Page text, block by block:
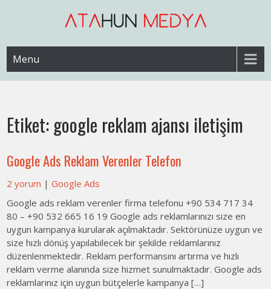
Web Sitesi Açma, İnternet Sitesi
Fiyatları
Menu
Etiket: google reklam ajansı iletişim
Google Ads Reklam Verenler Telefon
2 yorum |Google Ads
Google ads reklam verenler firma telefonu +90 534 717 34
80 – +90 532 665 16 19 Google ads reklamlarınızı size en
uygun kampanya kurularak açılmaktadır. Sektörünüze uygun ve
size hızlı dönüş yapılabilecek bir şekilde reklamlarınız
düzenlenmektedir. Reklam performansını artırma ve hızlı
reklam verme alanında size hizmet sunulmaktadır. Google ads
reklamlarınız için uygun bütçelerle kampanya […]